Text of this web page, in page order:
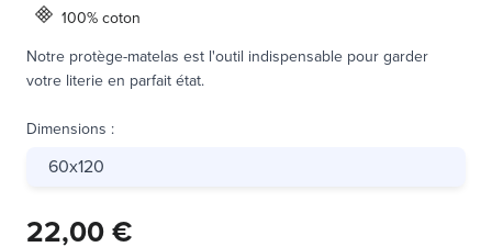
100% coton
Notre protège-matelas est l'outil indispensable pour garder
votre literie en parfait état.
Dimensions :
60x120
22,00 €